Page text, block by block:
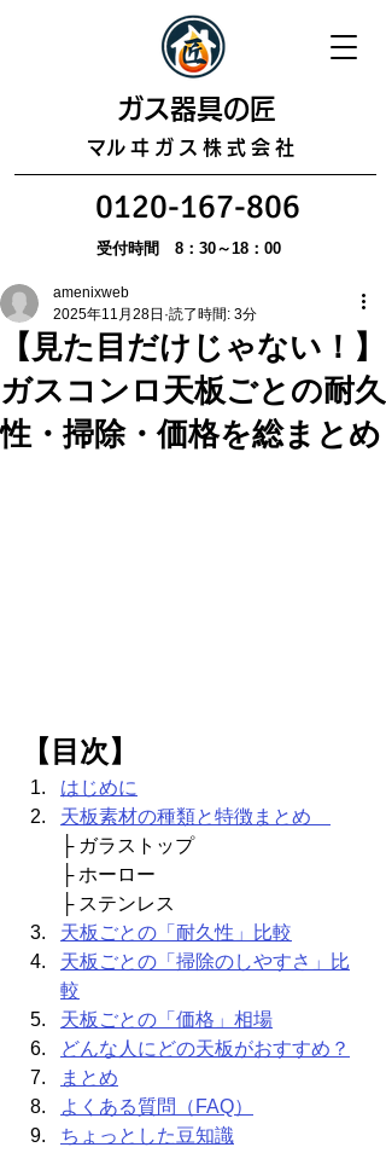
​ガス器具の匠
​マルヰガス株式会社
0120-167-806
受付時間 8：30～18：00
【見た目だけじゃない！】
ガスコンロ天板ごとの耐久
性・掃除・価格を総まとめ
amenixweb
2025年11月28日 読了時間: 3分
【目次】
はじめに
天板素材の種類と特徴まとめ
├ ガラストップ
├ ホーロー
├ ステンレス
天板ごとの「耐久性」比較
天板ごとの「掃除のしやすさ」比
較
天板ごとの「価格」相場
どんな人にどの天板がおすすめ？
まとめ
よくある質問（FAQ）
ちょっとした豆知識